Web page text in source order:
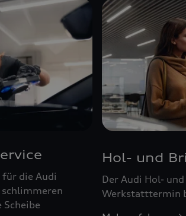
für die Audi
schlimmeren
Scheibe
Hol- und
Der Audi Hol-
Werkstatttermin